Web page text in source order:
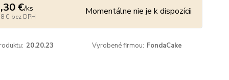
€/ks
€ bez DPH Momentálne nie je k dispozícii
20.20.23 Vyrobené firmou: FondaCake